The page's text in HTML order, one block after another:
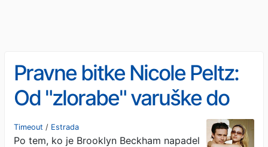
Pravne bitke Nicole Peltz:
Od "zlorabe" varuške do
tragične smrti ljubljenčka
Timeout / Estrada
Po tem, ko je Brooklyn Beckham napadel